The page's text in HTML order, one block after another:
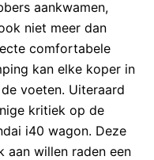
aankwamen,
niet meer dan
comfortabele
kan elke koper in
voeten. Uiteraard
kritiek op de
i40 wagon. Deze
aan willen raden een